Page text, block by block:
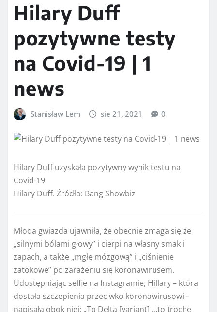
Hilary Duff
pozytywne testy
na Covid-19 | 1
news
Stanisław Lem sie 21, 2021 0
Hilary Duff uzyskała pozytywny wynik testu na
Covid-19.
Hilary Duff. Źródło: Bang Showbiz
Młoda gwiazda ujawniła, że ​​obecnie zmaga się ze
„silnymi bólami głowy” i cierpi na własny smak i
zapach, a także „mgłę mózgową” i „ciśnienie
zatokowe” po zarażeniu się koronawirusem.
Udostępniając selfie na Instagramie, Hillary – która
dostała szczepienia przeciwko koronawirusowi –
napisała obok niej: „To Delta [variant] …to trochę